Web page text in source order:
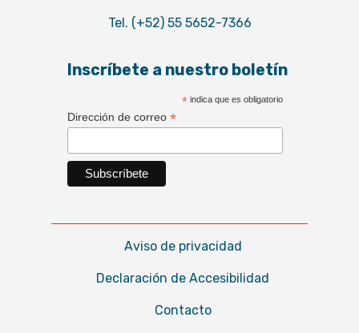
Tel. (+52) 55 5652-7366
Inscríbete a nuestro boletín
*indica que es obligatorio
Dirección de correo *
Aviso de privacidad
Declaración de Accesibilidad
Contacto